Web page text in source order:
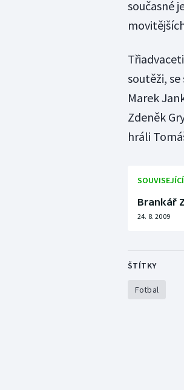
současné
soutěži,
Marek
Zdeněk
hráli
Brankář
24. 8. 2009
ŠTÍTKY
Fotbal